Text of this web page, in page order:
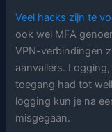
Veel hacks zijn te
ook wel MFA
VPN-verbindingen
aanvallers.
toegang had tot
logging kun je na
misgegaan.